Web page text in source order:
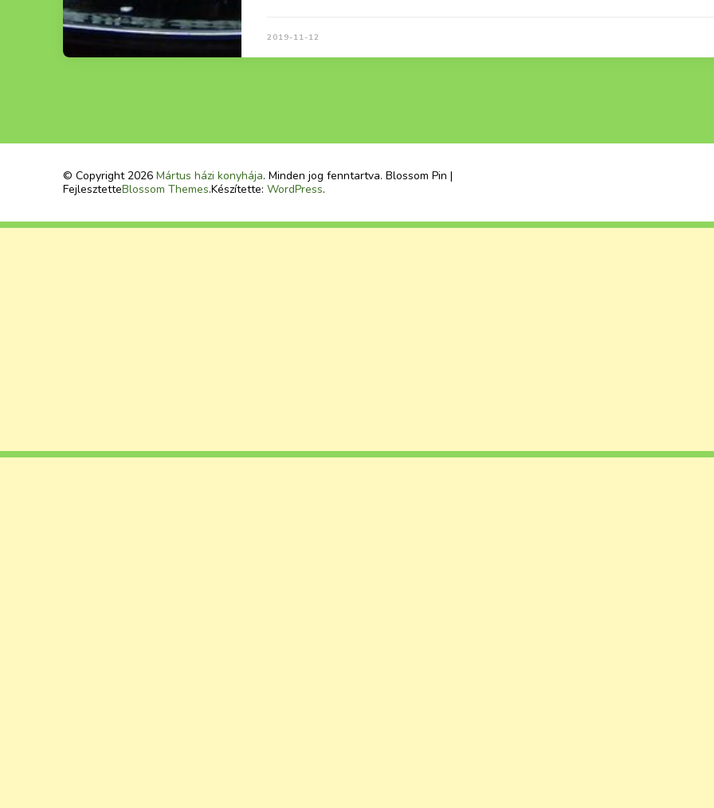
2019-11-12
© Copyright 2026 Mártus házi konyhája. Minden jog fenntartva. Blossom Pin |
FejlesztetteBlossom Themes.Készítette: WordPress.